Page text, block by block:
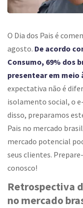
O Dia dos Pais é
agosto. De acordo
Consumo, 69% dos
presentear em meio
expectativa não é
isolamento social, o
disso, preparamos
Pais no mercado
mercado potencial
seus clientes.
conosco!
Retrospectiva
no mercado